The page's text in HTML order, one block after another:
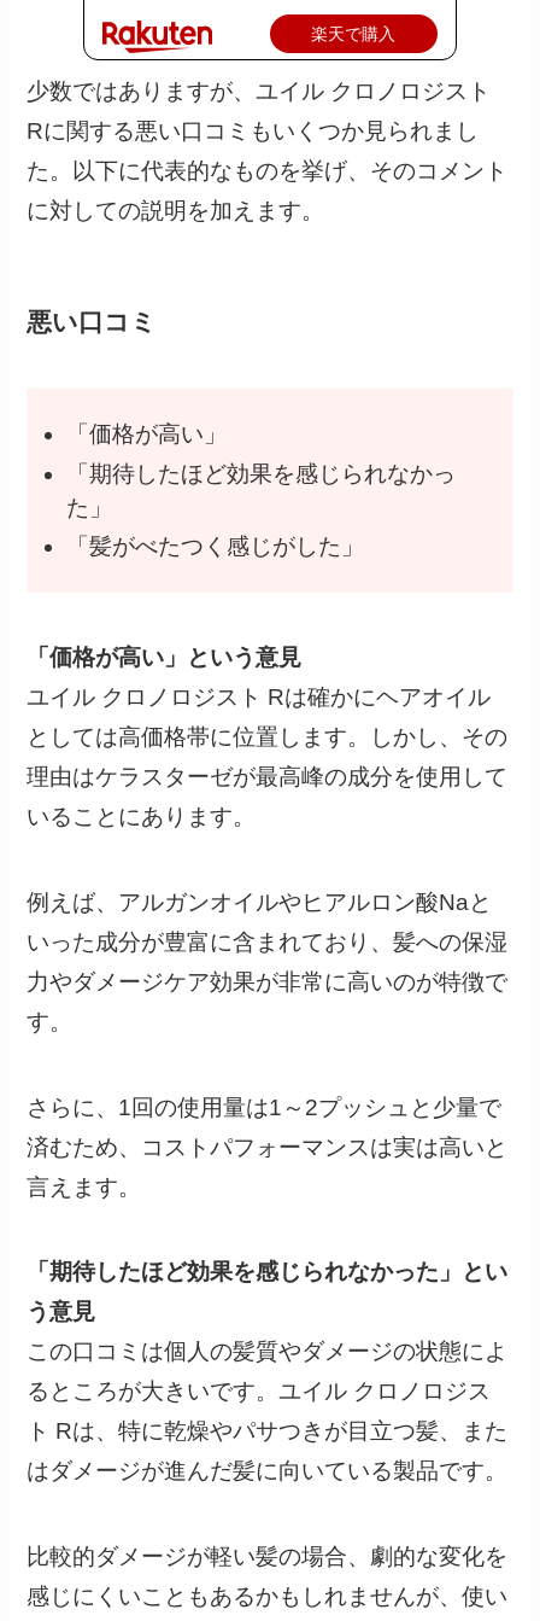
楽天で購入
少数ではありますが、ユイル クロノロジスト
Rに関する悪い口コミもいくつか見られまし
た。以下に代表的なものを挙げ、そのコメント
に対しての説明を加えます。
悪い口コミ
「価格が高い」
「期待したほど効果を感じられなかっ
た」
「髪がべたつく感じがした」
「価格が高い」という意見
ユイル クロノロジスト Rは確かにヘアオイル
としては高価格帯に位置します。しかし、その
理由はケラスターゼが最高峰の成分を使用して
いることにあります。
例えば、アルガンオイルやヒアルロン酸Naと
いった成分が豊富に含まれており、髪への保湿
力やダメージケア効果が非常に高いのが特徴で
す。
さらに、1回の使用量は1～2プッシュと少量で
済むため、コストパフォーマンスは実は高いと
言えます。
「期待したほど効果を感じられなかった」とい
う意見
この口コミは個人の髪質やダメージの状態によ
るところが大きいです。ユイル クロノロジス
ト Rは、特に乾燥やパサつきが目立つ髪、また
はダメージが進んだ髪に向いている製品です。
比較的ダメージが軽い髪の場合、劇的な変化を
感じにくいこともあるかもしれませんが、使い